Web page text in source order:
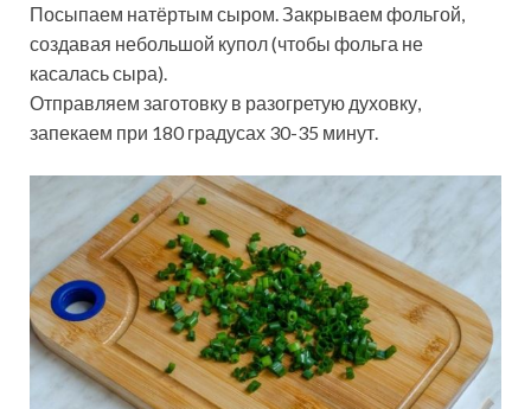
Посыпаем натёртым сыром. Закрываем фольгой,
создавая небольшой купол (чтобы фольга не
касалась сыра).
Отправляем заготовку в разогретую духовку,
запекаем при 180 градусах 30-35 минут.